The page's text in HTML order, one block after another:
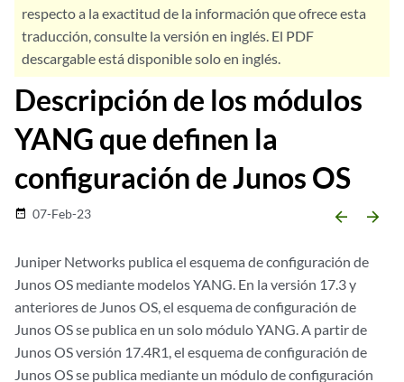
respecto a la exactitud de la información que ofrece esta
traducción, consulte la versión en inglés. El PDF
descargable está disponible solo en inglés.
Descripción de los módulos
YANG que definen la
configuración de Junos OS
date_range 07-Feb-23 arrow_backward arrow_forward
Juniper Networks publica el esquema de configuración de
Junos OS mediante modelos YANG. En la versión 17.3 y
anteriores de Junos OS, el esquema de configuración de
Junos OS se publica en un solo módulo YANG. A partir de
Junos OS versión 17.4R1, el esquema de configuración de
Junos OS se publica mediante un módulo de configuración